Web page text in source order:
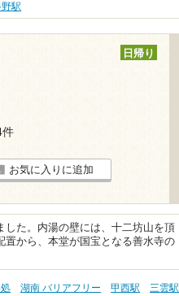
駅
日帰り
お気に入りに追加
た。内湯の壁には、十二坊山を頂
置から、本堂が国宝となる善水寺の
湖南 バリアフリー 甲西駅
三雲駅